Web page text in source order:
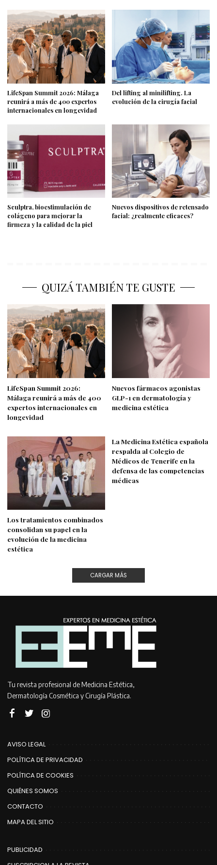
LifeSpan Summit 2026: Málaga
reunirá a más de 400 expertos
internacionales en longevidad
Del lifting al minilifting. La
evolución de la cirugía facial
Sculptra, bioestimulación de
colágeno para mejorar la
firmeza y la calidad de la piel
Nuevos dispositivos de retensado
facial: ¿realmente eficaces?
QUIZÁ TAMBIÉN TE GUSTE
LifeSpan Summit 2026:
Málaga reunirá a más de 400
expertos internacionales en
longevidad
Nuevos fármacos agonistas
GLP-1 en dermatología y
medicina estética
Los tratamientos combinados
consolidan su papel en la
evolución de la medicina
estética
La Medicina Estética española
respalda al Colegio de
Médicos de Tenerife en la
defensa de las competencias
médicas
CARGAR MÁS
Tu revista profesional de Medicina Estética,
Dermatología Cosmética y Cirugía Plástica.
AVISO LEGAL
POLÍTICA DE PRIVACIDAD
POLÍTICA DE COOKIES
QUIÉNES SOMOS
CONTACTO
MAPA DEL SITIO
PUBLICIDAD